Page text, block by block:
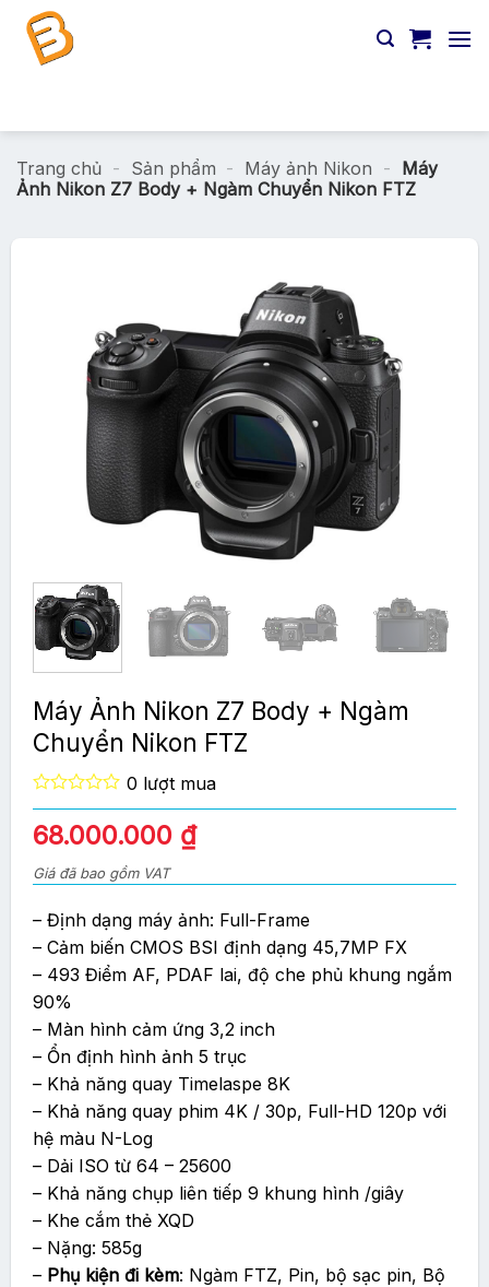
Chuyển
đến
Trang chủ - Sản phẩm - Máy ảnh Nikon -
Máy
Ảnh Nikon Z7 Body + Ngàm Chuyển Nikon FTZ
Máy Ảnh Nikon Z7 Body + Ngàm
Chuyển Nikon FTZ
0
out
of
0 lượt mua
Giá
gốc
là:
93.000.000 ₫.
68.000.000 ₫Giá
hiện
tại
là:
68.000.000 ₫.
Giá đã bao gồm VAT
– Định dạng máy ảnh: Full-Frame
– Cảm biến CMOS BSI định dạng 45,7MP FX
– 493 Điểm AF, PDAF lai, độ che phủ khung ngắm
90%
– Màn hình cảm ứng 3,2 inch
– Ổn định hình ảnh 5 trục
– Khả năng quay Timelaspe 8K
– Khả năng quay phim 4K / 30p, Full-HD 120p với
hệ màu N-Log
– Dải ISO từ 64 – 25600
– Khả năng chụp liên tiếp 9 khung hình /giây
– Khe cắm thẻ XQD
– Nặng: 585g
– Phụ kiện đi kèm: Ngàm FTZ, Pin, bộ sạc pin, Bộ